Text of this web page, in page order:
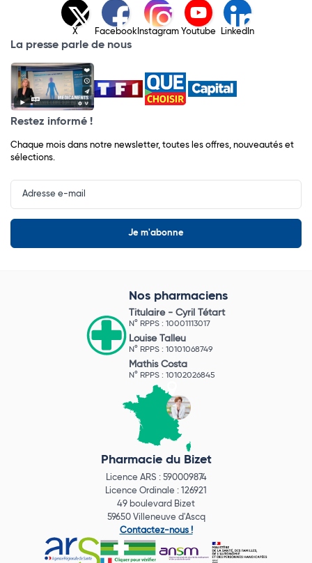
X Facebook Instagram Youtube LinkedIn
La presse parle de nous
Restez informé !
Chaque mois dans notre newsletter, toutes les offres, nouveautés et
sélections.
Input
Newsletter
Nos pharmaciens
Titulaire - Cyril Tétart
N° RPPS : 10001113017
Louise Talleu
N° RPPS : 10101068749
Mathis Costa
N° RPPS : 10102026845
Pharmacie du Bizet
Licence ARS : 590009874
Licence Ordinale : 126921
49 boulevard Bizet
59650 Villeneuve d'Ascq
Contactez-nous !